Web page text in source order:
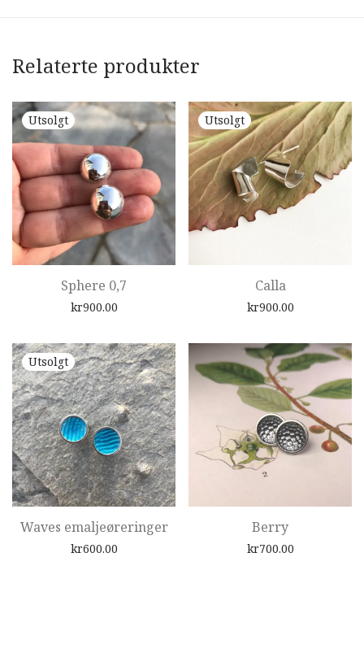
Relaterte produkter
Sphere 0,7
kr900.00
Calla
kr900.00
Waves emaljeøreringer
kr600.00
Berry
kr700.00